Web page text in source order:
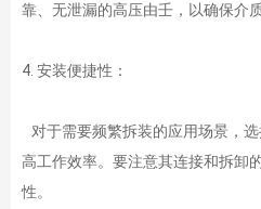
靠、无泄漏的高压由壬，以确保介
4. 安装便捷性：
对于需要频繁拆装的应用场景，
高工作效率。要注意其连接和拆卸
性。